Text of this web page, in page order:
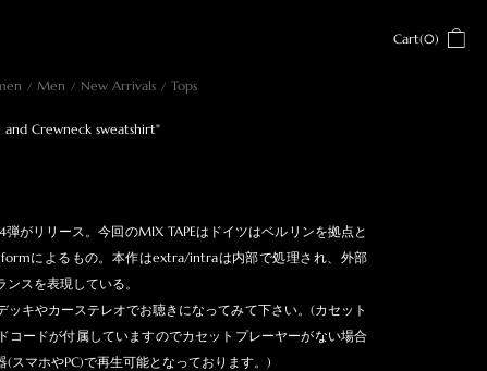
Cart(0)
Men New Arrivals
Tops
Crewneck sweatshirt"
4弾がリリース。今回のMIX TAPEはドイツはベルリンを拠点と
によるもの。本作はextra/intraは内部で処理され、外部
スを表現している。
ッキやカーステレオでお聴きになってみて下さい。(カセット
コードが付属していますのでカセットプレーヤーがない場合
(スマホやPC)で再生可能となっております。)